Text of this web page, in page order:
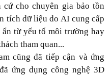
cho chuyên gia bảo tồn
tích dữ liệu do AI cung cấp
từ yếu tố môi trường hay
tham quan...
cũng đã tiếp cận và ứng
ứng dụng công nghệ 3D